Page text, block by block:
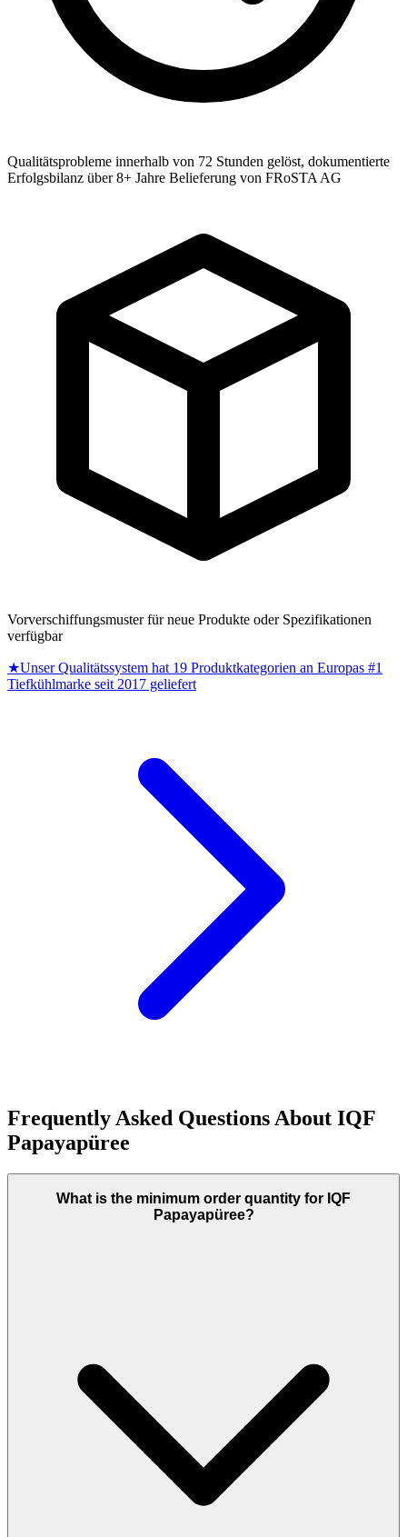
Qualitätsprobleme innerhalb von 72 Stunden gelöst, dokumentierte
Erfolgsbilanz über 8+ Jahre Belieferung von FRoSTA AG
Vorverschiffungsmuster für neue Produkte oder Spezifikationen
verfügbar
★Unser Qualitätssystem hat 19 Produktkategorien an Europas #1
Tiefkühlmarke seit 2017 geliefert
Frequently Asked Questions About IQF
Papayapüree
What is the minimum order quantity for IQF
Papayapüree?